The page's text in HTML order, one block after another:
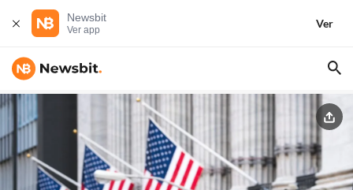
Newsbit
Ver app
Ver